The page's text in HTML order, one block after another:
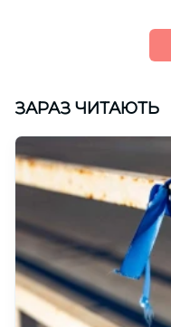
ЗАРАЗ ЧИТАЮТЬ